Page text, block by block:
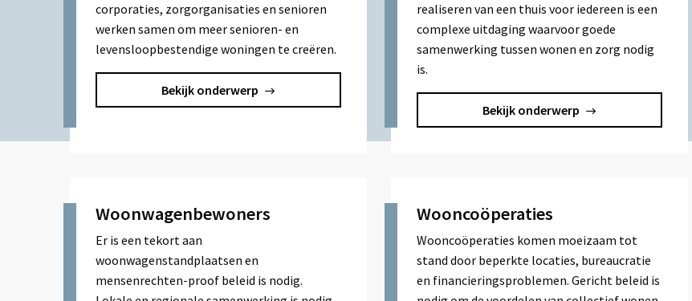
corporaties, zorgorganisaties en senioren
werken samen om meer senioren- en
levensloopbestendige woningen te creëren.
Bekijk onderwerp
realiseren van een thuis voor iedereen is een
complexe uitdaging waarvoor goede
samenwerking tussen wonen en zorg nodig
is.
Bekijk onderwerp
Woonwagenbewoners
Er is een tekort aan
woonwagenstandplaatsen en
mensenrechten-proof beleid is nodig.
Wooncoöperaties
Wooncoöperaties komen moeizaam tot
stand door beperkte locaties, bureaucratie
en financieringsproblemen. Gericht beleid is